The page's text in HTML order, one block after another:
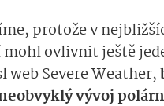
protože v
mohl ovlivnit ještě
web Severe Weather,
vývoj